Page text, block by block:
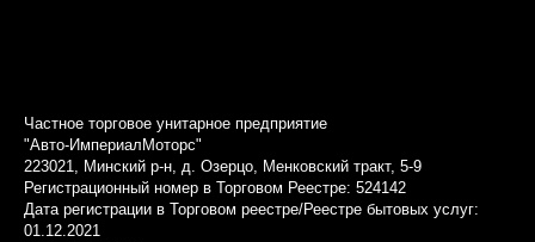
Частное торговое унитарное предприятие
"Авто-ИмпериалМоторс"
223021, Минский р-н, д. Озерцо, Менковский тракт, 5-9
Регистрационный номер в Торговом Реестре: 524142
Дата регистрации в Торговом реестре/Реестре бытовых услуг:
01.12.2021